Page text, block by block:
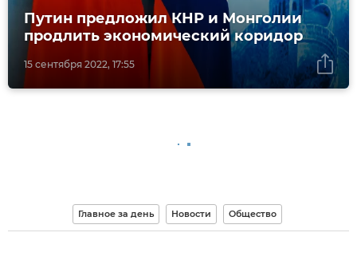
15 сентября 2022, 17:55
Путин предложил КНР и Монголии
продлить экономический коридор
Главное за день Новости Общество